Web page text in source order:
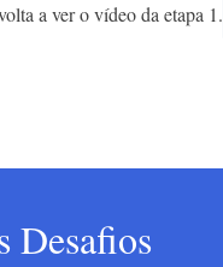
a ver o vídeo da etapa 1.
Desafios